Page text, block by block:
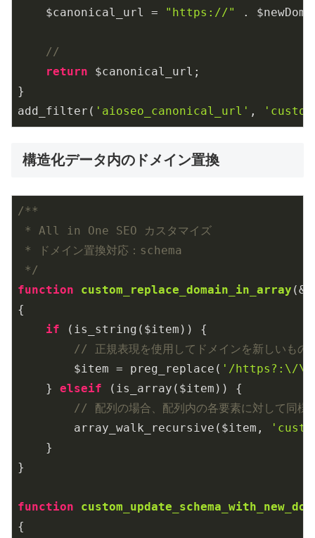
    $canonical_url =
"https://" .
//
return $canonical_url;
}
add_filter( 'aioseo_canonical_url' ,
構造化データ内のドメイン置換
/**
* All in One SEO カスタマイズ
* ドメイン置換対応：schema
*/
function
custom_replace_domain_in_array
{
if (is_string($item)) {
// 正規表現を使用してドメインを新しいもの
        $item = preg_replace(
'/https?:\/
    }
elseif (is_array($item)) {
// 配列の場合、配列内の各要素に対して同様
        array_walk_recursive($item,
    }
}
function
{